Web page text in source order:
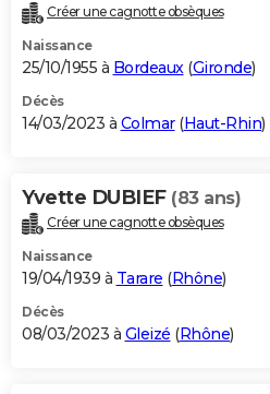
Créer une cagnotte obsèques
Naissance
25/10/1955 à Bordeaux(Gironde)
Décès
14/03/2023 à Colmar(Haut-Rhin)
Yvette DUBIEF (83 ans)
Créer une cagnotte obsèques
Naissance
19/04/1939 à Tarare (Rhône)
Décès
08/03/2023 à Gleizé (Rhône)